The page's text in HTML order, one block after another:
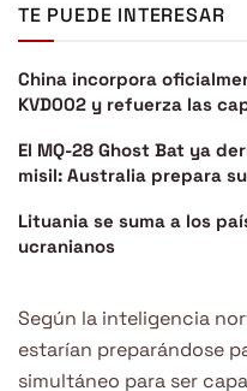
TE PUEDE INTERESAR
China incorpora
KVD002 y refuerza las
El MQ-28 Ghost Bat ya
misil: Australia prepara
Lituania se suma a los
ucranianos
Según la inteligencia
estarían preparándose
simultáneo para ser